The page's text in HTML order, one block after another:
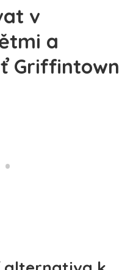
v
a
Griffintown